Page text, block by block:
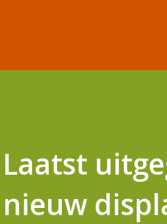
Laatst
nieuw